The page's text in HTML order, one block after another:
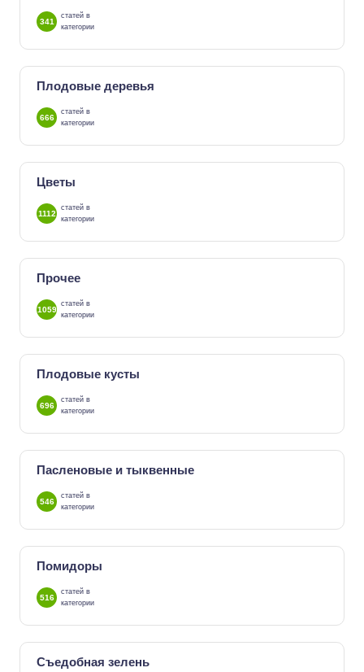
341
статей в
категории
Плодовые деревья
666
статей в
категории
Цветы
1112
статей в
категории
Прочее
1059
статей в
категории
Плодовые кусты
696
статей в
категории
Пасленовые и тыквенные
546
статей в
категории
Помидоры
516
статей в
категории
Съедобная зелень